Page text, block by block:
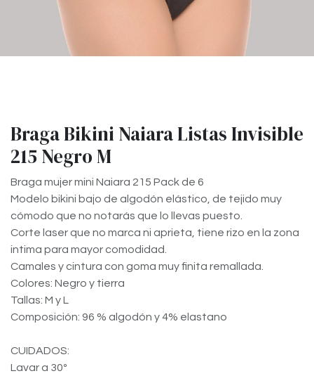
Braga Bikini Naiara Listas Invisible
215 Negro M
Braga mujer mini Naiara 215 Pack de 6
Modelo bikini bajo de algodón elástico, de tejido muy
cómodo que no notarás que lo llevas puesto.
Corte laser que no marca ni aprieta, tiene rizo en la zona
intima para mayor comodidad.
Camales y cintura con goma muy finita remallada.
Colores: Negro y tierra
Tallas: M y L
Composición: 96 % algodón y 4% elastano
CUIDADOS:
Lavar a 30º